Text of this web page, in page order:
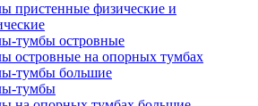
пристенные физические и
тумбы островные
островные на опорных тумбах
тумбы большие
тумбы